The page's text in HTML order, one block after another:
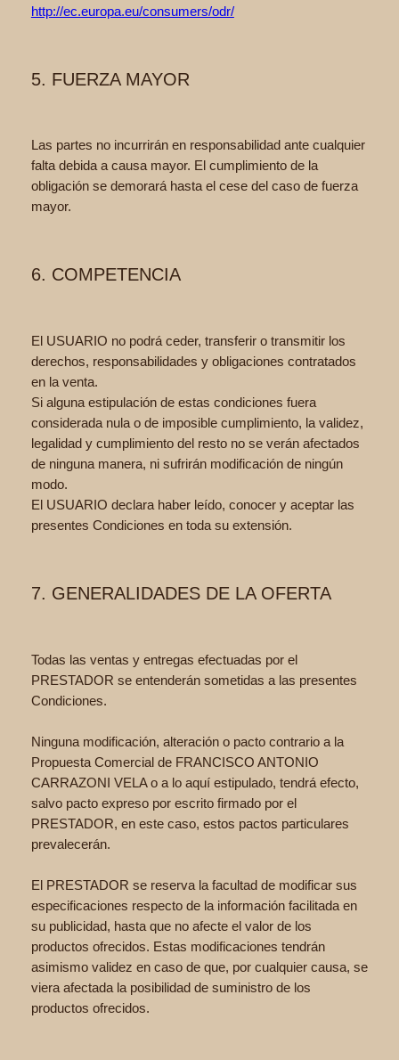
http://ec.europa.eu/consumers/odr/
5. FUERZA MAYOR
Las partes no incurrirán en responsabilidad ante cualquier
falta debida a causa mayor. El cumplimiento de la
obligación se demorará hasta el cese del caso de fuerza
mayor.
6. COMPETENCIA
El USUARIO no podrá ceder, transferir o transmitir los
derechos, responsabilidades y obligaciones contratados
en la venta.
Si alguna estipulación de estas condiciones fuera
considerada nula o de imposible cumplimiento, la validez,
legalidad y cumplimiento del resto no se verán afectados
de ninguna manera, ni sufrirán modificación de ningún
modo.
El USUARIO declara haber leído, conocer y aceptar las
presentes Condiciones en toda su extensión.
7. GENERALIDADES DE LA OFERTA
Todas las ventas y entregas efectuadas por el
PRESTADOR se entenderán sometidas a las presentes
Condiciones.
Ninguna modificación, alteración o pacto contrario a la
Propuesta Comercial de FRANCISCO ANTONIO
CARRAZONI VELA o a lo aquí estipulado, tendrá efecto,
salvo pacto expreso por escrito firmado por el
PRESTADOR, en este caso, estos pactos particulares
prevalecerán.
El PRESTADOR se reserva la facultad de modificar sus
especificaciones respecto de la información facilitada en
su publicidad, hasta que no afecte el valor de los
productos ofrecidos. Estas modificaciones tendrán
asimismo validez en caso de que, por cualquier causa, se
viera afectada la posibilidad de suministro de los
productos ofrecidos.